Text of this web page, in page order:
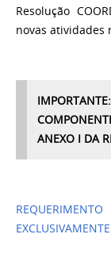
Resolução
novas atividades
ANEXO I DA